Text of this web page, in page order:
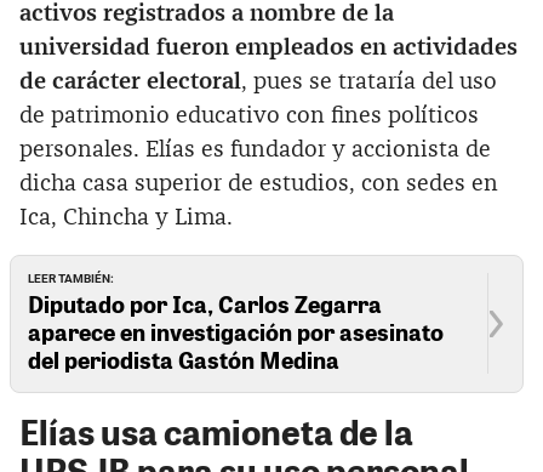
activos registrados a nombre de la
universidad fueron empleados en actividades
de carácter electoral , pues se trataría del uso
de patrimonio educativo con fines políticos
personales. Elías es fundador y accionista de
dicha casa superior de estudios, con sedes en
Ica, Chincha y Lima.
LEER TAMBIÉN:
Diputado por Ica, Carlos Zegarra
aparece en investigación por asesinato
del periodista Gastón Medina
Elías usa camioneta de la